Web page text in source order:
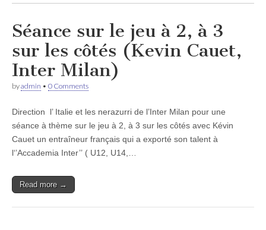
Séance sur le jeu à 2, à 3
sur les côtés (Kevin Cauet,
Inter Milan)
byadmin • 0 Comments
Direction l’ Italie et les nerazurri de l’Inter Milan pour une
séance à thème sur le jeu à 2, à 3 sur les côtés avec Kévin
Cauet un entraîneur français qui a exporté son talent à
l‘’Accademia Inter’’ ( U12, U14,…
Read more →